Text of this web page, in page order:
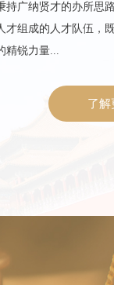
持广纳贤才的办所思
才组成的人才队伍，
精锐力量...
了解